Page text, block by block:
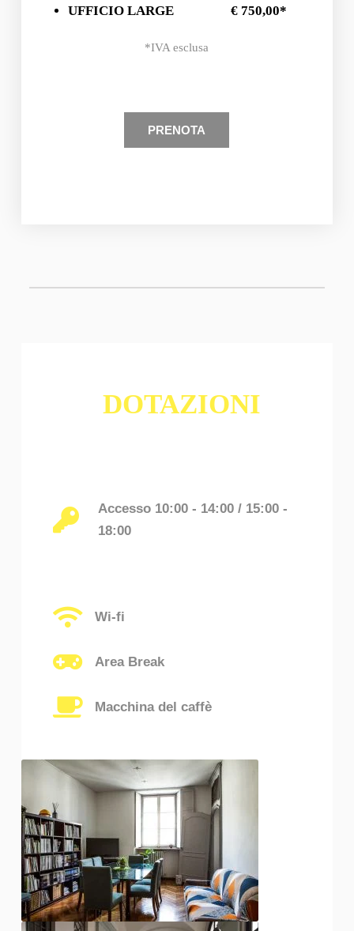
UFFICIO LARGE
€ 750,00*
*IVA esclusa
PRENOTA
DOTAZIONI
Accesso 10:00 - 14:00 / 15:00 -
18:00
Wi-fi
Area Break
Macchina del caffè